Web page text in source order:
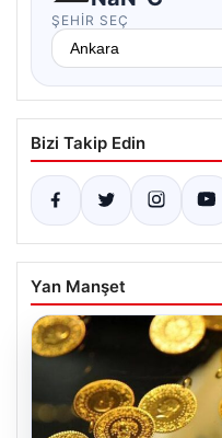
ŞEHIR SEÇ
Bizi Takip Edin
Yan Manşet